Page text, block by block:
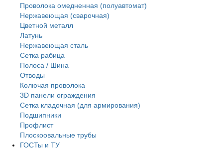
Проволока омедненная (полуавтомат)
Нержавеющая (сварочная)
Цветной металл
Латунь
Нержaвеющая сталь
Сетка рабица
Полоса / Шина
Отводы
Колючая проволока
3D панели ограждения
Сетка кладочная (для армирования)
Подшипники
Профлист
Плоскоовальные трубы
ГОСТы и ТУ